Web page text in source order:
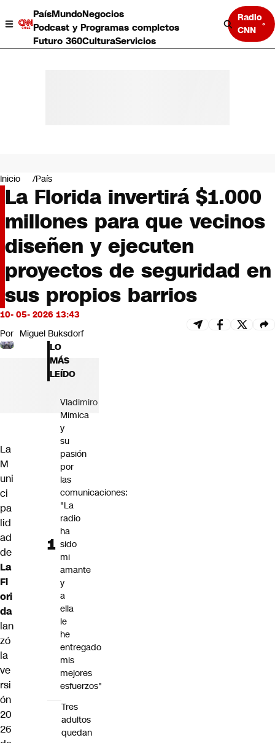
PaísMundoNegocios
Podcast y Programas completos
Futuro 360CulturaServicios
Radio
CNN
Negocios
Deportes
Programas completos
Cultura
Servicios
Bits
CNN tiempo
Futuro 360
Opinión
Inicio País
La Florida invertirá $1.000
millones para que vecinos
diseñen y ejecuten
proyectos de seguridad en
sus propios barrios
10- 05- 2026 13:43
Por Miguel Buksdorf
La
M
uni
ci
pa
lid
ad
de
La
Fl
ori
da
lan
zó
la
ve
rsi
ón
20
26
LO
MÁS
LEÍDO
Vladimiro
Mimica
y
su
pasión
por
las
comunicaciones:
"La
radio
ha
sido
mi
amante
y
a
ella
le
he
entregado
mis
mejores
esfuerzos"
Tres
adultos
quedan